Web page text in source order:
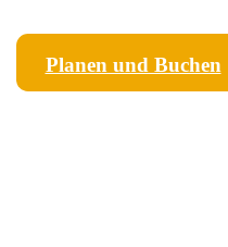
Planen und Buchen